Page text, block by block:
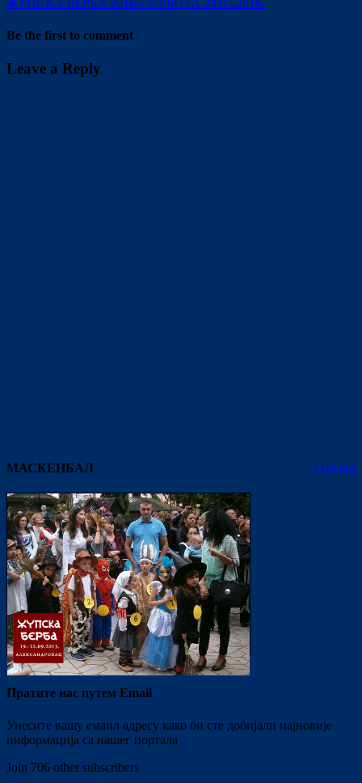
ЖУПСКА БЕРБА 2016 – СУБОТА 24.09.2016.
Be the first to comment
Leave a Reply
↑ Get this
МАСКЕНБАЛ
Пратите нас путем Email
Унесите вашу емаил адресу како би сте добијали најновије
информација са нашег портала
Join 706 other subscribers